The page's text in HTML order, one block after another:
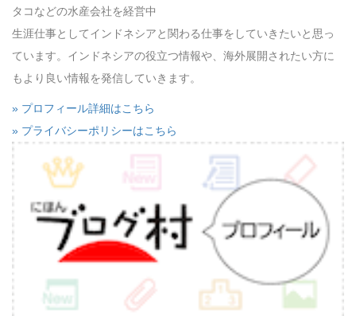
タコなどの水産会社を経営中
生涯仕事としてインドネシアと関わる仕事をしていきたいと思っ
ています。インドネシアの役立つ情報や、海外展開されたい方に
もより良い情報を発信していきます。
» プロフィール詳細はこちら
» プライバシーポリシーはこちら